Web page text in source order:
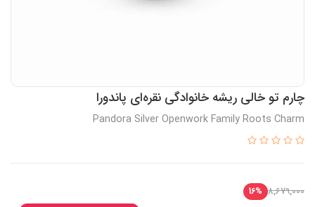
چارم تو خالی ریشه خانوادگی نقره‌ای پاندورا
Pandora Silver Openwork Family Roots Charm
8,679,000
16%